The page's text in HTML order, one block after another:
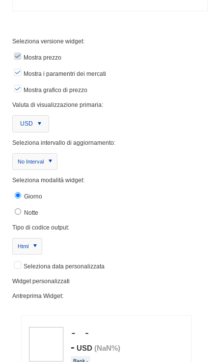
Seleziona versione widget:
Mostra prezzo
Mostra i paramentri dei mercati
Mostra grafico di prezzo
Valuta di visualizzazione primaria:
USD
Seleziona intervallo di aggiornamento:
No Interval
Seleziona modalità widget:
Giorno
Notte
Tipo di codice output:
Html
Seleziona data personalizzata
Widget personalizzati
Antreprima Widget: